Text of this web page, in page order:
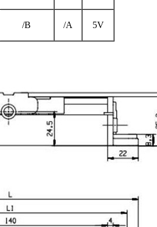
/B /A 5V